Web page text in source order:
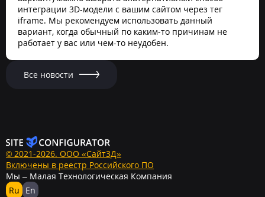
интеграции 3D-модели с вашим сайтом через тег
iframe. Мы рекомендуем использовать данный
вариант, когда обычный по каким-то причинам не
работает у вас или чем-то неудобен.
Все новости
© 2021-2026. ООО «Сайт3Д»
Включены в реестр Российского ПО
Мы – Малая Технологическая Компания
Ru
En